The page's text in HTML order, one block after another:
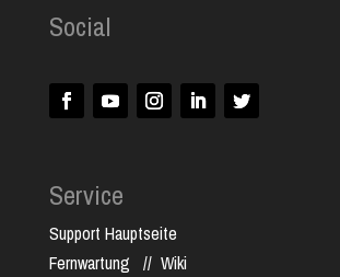
Social
Service
Support Hauptseite
Fernwartung // Wiki